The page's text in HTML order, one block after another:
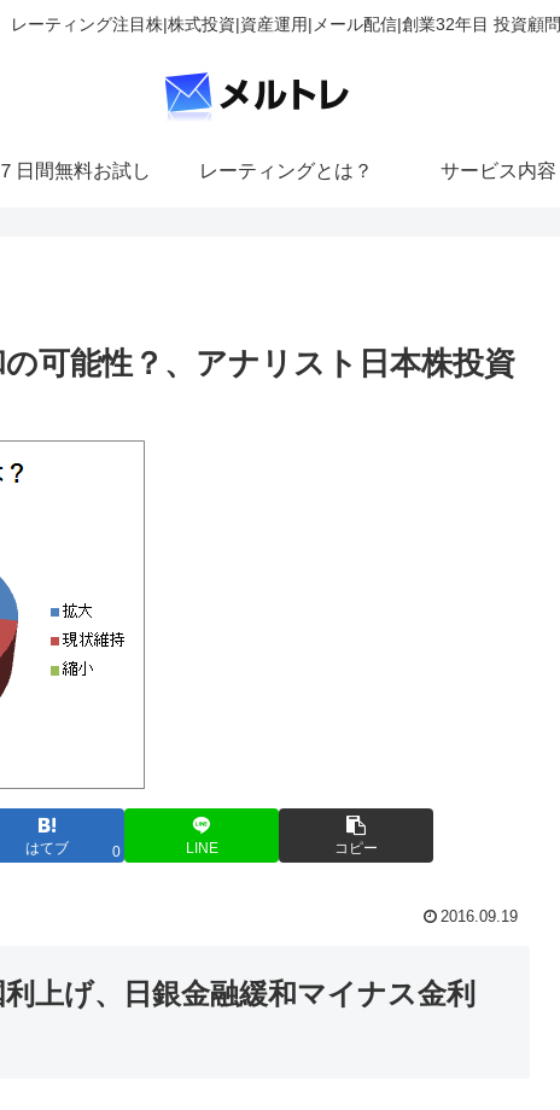
レーティング注目株|株式投資|資産運用|メール配信|創業32年目 投資顧問
７日間無料お試し レーティングとは？ サービス内容
可能性？、アナリスト日本株投資
はてブ 0 LINE コピー
2016.09.19
上げ、日銀金融緩和マイナス金利